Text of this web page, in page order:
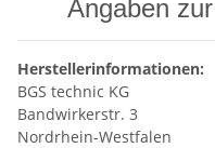
Angaben
Herstellerinformationen:
BGS technic KG
Bandwirkerstr. 3
Nordrhein-Westfalen